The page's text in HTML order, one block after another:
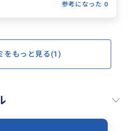
参考になった 0
をもっと見る(1)